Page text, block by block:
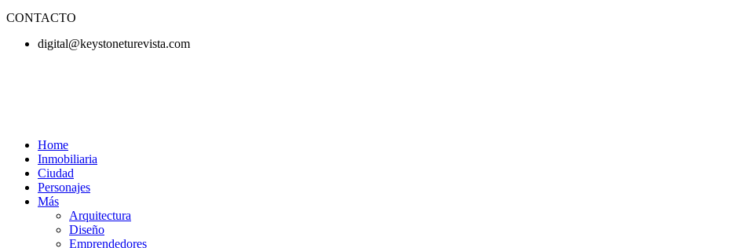
CONTACTO
digital@keystoneturevista.com
Home
Inmobiliaria
Ciudad
Personajes
Más
Arquitectura
Diseño
Emprendedores